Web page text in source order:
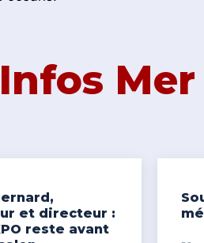
et directeur :
reste avant